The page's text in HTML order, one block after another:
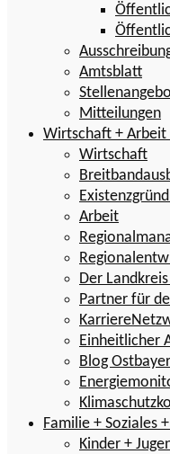
Amtsblatt
Mitteilungen
Wirtschaft + Arbeit
Wirtschaft
Arbeit
Der
Partner für
Einheitlicher
Blog
Familie + Soziales
Kinder +